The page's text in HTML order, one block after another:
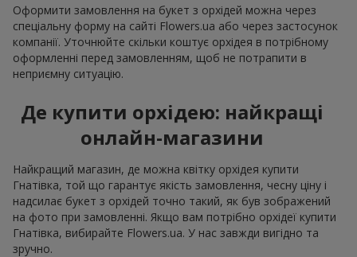
Оформити замовлення на букет з орхідей можна через
спеціальну форму на сайті Flowers.ua або через застосунок
компанії. Уточнюйте скільки коштує орхідея в потрібному
оформленні перед замовленням, щоб не потрапити в
неприємну ситуацію.
Де купити орхідею: найкращі
онлайн-магазини
Найкращий магазин, де можна квітку орхідея купити
Гнатівка, той що гарантує якість замовлення, чесну ціну і
надсилає букет з орхідей точно такий, як був зображений
на фото при замовленні. Якщо вам потрібно орхідеї купити
Гнатівка, вибирайте Flowers.ua. У нас завжди вигідно та
зручно.